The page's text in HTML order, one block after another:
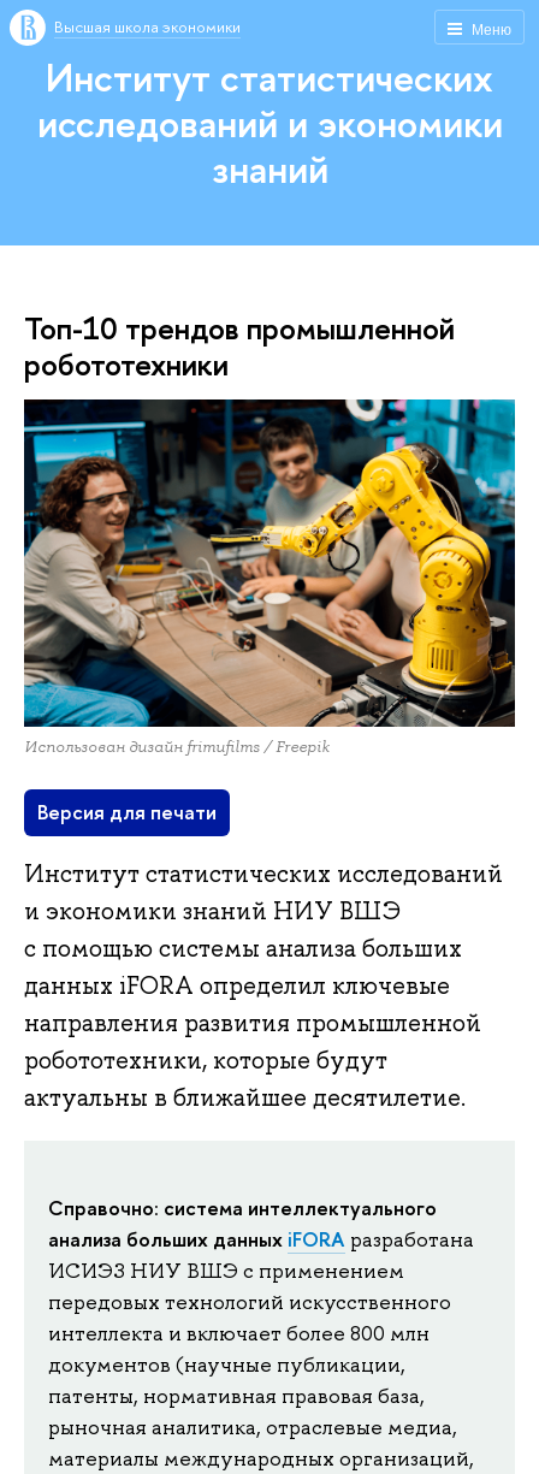
Меню
Высшая школа экономики
Институт статистических
исследований и экономики
знаний
Топ-10 трендов промышленной
робототехники
Использован дизайн frimufilms / Freepik
Версия для печати
Институт статистических исследований
и экономики знаний НИУ ВШЭ
с помощью системы анализа больших
данных iFORA определил ключевые
направления развития промышленной
робототехники, которые будут
актуальны в ближайшее десятилетие.
Справочно: система интеллектуального
анализа больших данных iFORA разработана
ИСИЭЗ НИУ ВШЭ с применением
передовых технологий искусственного
интеллекта и включает более 800 млн
документов (научные публикации,
патенты, нормативная правовая база,
рыночная аналитика, отраслевые медиа,
материалы международных организаций,